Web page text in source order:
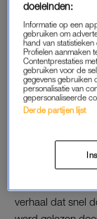
Geen
verhaal dat snel
doeleinden:
Informatie op een
gebruiken om
hand van
Profielen aanmaken
Contentprestaties
gebruiken voor de
gegevens gebruiken
personalisatie van
gepersonaliseerde
Derde partijen lijst